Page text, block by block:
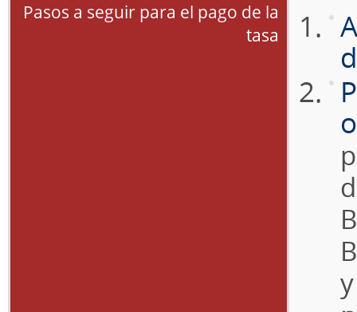
Pasos a seguir para el pago de la
tasa